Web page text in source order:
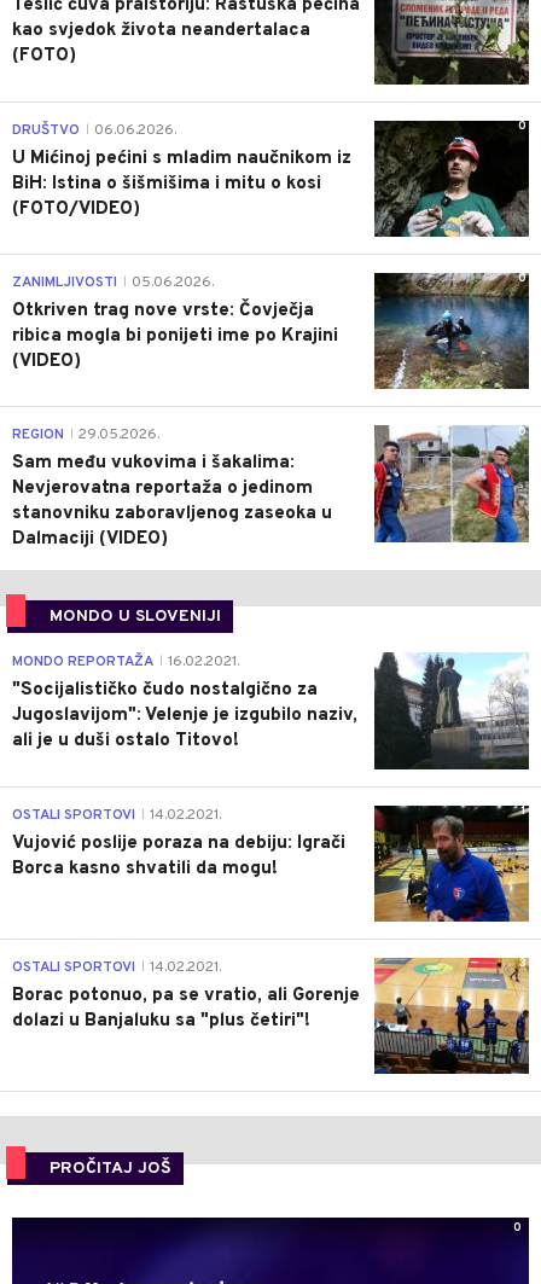
Teslić čuva praistoriju: Rastuška pećina
kao svjedok života neandertalaca
(FOTO)
0
DRUŠTVO 06.06.2026.
U Mićinoj pećini s mladim naučnikom iz
BiH: Istina o šišmišima i mitu o kosi
(FOTO/VIDEO)
0
ZANIMLJIVOSTI 05.06.2026.
Otkriven trag nove vrste: Čovječja
ribica mogla bi ponijeti ime po Krajini
(VIDEO)
0
REGION 29.05.2026.
Sam među vukovima i šakalima:
Nevjerovatna reportaža o jedinom
stanovniku zaboravljenog zaseoka u
Dalmaciji (VIDEO)
MONDO U SLOVENIJI
4
MONDO REPORTAŽA 16.02.2021.
"Socijalističko čudo nostalgično za
Jugoslavijom": Velenje je izgubilo naziv,
ali je u duši ostalo Titovo!
1
OSTALI SPORTOVI 14.02.2021.
Vujović poslije poraza na debiju: Igrači
Borca kasno shvatili da mogu!
3
OSTALI SPORTOVI 14.02.2021.
Borac potonuo, pa se vratio, ali Gorenje
dolazi u Banjaluku sa "plus četiri"!
PROČITAJ JOŠ
0